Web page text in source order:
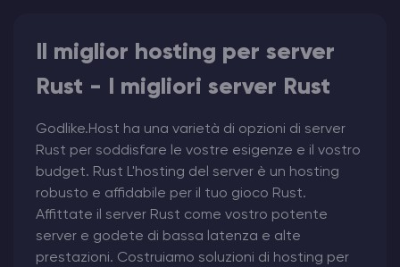
Il miglior hosting per server
Rust - I migliori server Rust
Godlike.Host ha una varietà di opzioni di server
Rust per soddisfare le vostre esigenze e il vostro
budget. Rust L'hosting del server è un hosting
robusto e affidabile per il tuo gioco Rust.
Affittate il server Rust come vostro potente
server e godete di bassa latenza e alte
prestazioni. Costruiamo soluzioni di hosting per